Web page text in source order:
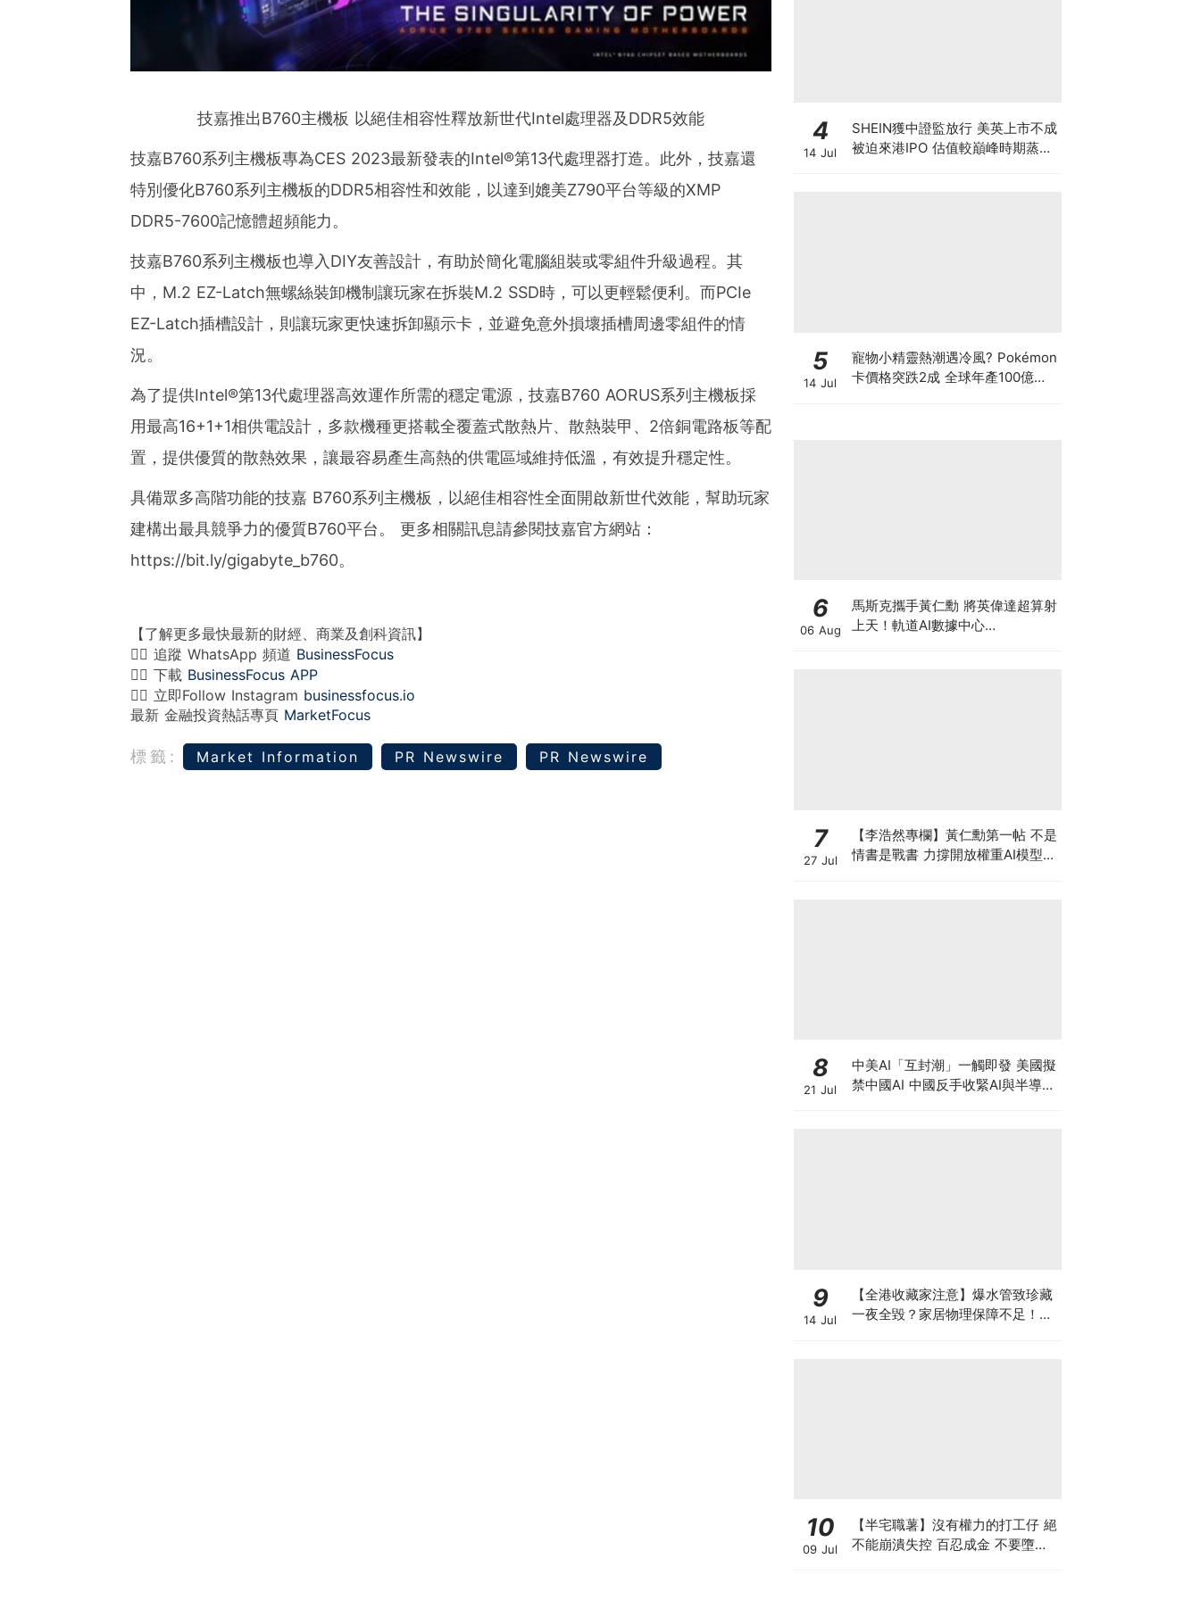
技嘉推出B760主機板 以絕佳相容性釋放新世代Intel處理器及DDR5效能
技嘉B760系列主機板專為CES 2023最新發表的Intel®第13代處理器打造。此外， 技嘉還
特別優化B760系列主機板的DDR5相容性和效能，以達到媲美Z790平台等級的XMP
DDR5-7600記憶體超頻能力。
技嘉B760系列主機板也導入DIY友善設計，有助於簡化電腦組裝或零組件升級過程。其
中，M.2 EZ-Latch無螺絲裝卸機制讓玩家在拆裝M.2 SSD時，可以更輕鬆便利。而PCIe
EZ-Latch插槽設計，則讓玩家更快速拆卸顯示卡，並避免意外損壞插槽周邊零組件的情
況。
為了提供Intel®第13代處理器高效運作所需的穩定電源，技嘉B760 AORUS系列主機板採
用最高16+1+1相供電設計，多款機種更搭載全覆蓋式散熱片、散熱裝甲、2倍銅電路板等配
置，提供優質的散熱效果，讓最容易產生高熱的供電區域維持低溫，有效提升穩定性。
具備眾多高階功能的技嘉 B760系列主機板，以絕佳相容性全面開啟新世代效能，幫助玩家
建構出最具競爭力的優質B760平台。 更多相關訊息請參閱技嘉官方網站：
https://bit.ly/gigabyte_b760。
【了解更多最快最新的財經、商業及創科資訊】
👉🏻 追蹤 WhatsApp 頻道 BusinessFocus
👉🏻 下載 BusinessFocus APP
👉🏻 立即Follow Instagram businessfocus.io
最新 金融投資熱話專頁 MarketFocus
標籤: Market Information PR Newswire PR Newswire
4
14 Jul
SHEIN獲中證監放行 美英上市不成
被迫來港IPO 估值較巔峰時期蒸發
5
14 Jul
寵物小精靈熱潮遇冷風? Pokémon
卡價格突跌2成 全球年產100億張
6
06 Aug
馬斯克攜手黃仁勳 將英偉達超算射
上天！軌道AI數據中心
7
27 Jul
【李浩然專欄】黃仁勳第一帖 不是
情書是戰書 力撐開放權重AI模型
8
21 Jul
中美AI「互封潮」一觸即發 美國擬
禁中國AI 中國反手收緊AI與半導體
9
14 Jul
【全港收藏家注意】爆水管致珍藏
一夜全毀？家居物理保障不足！如
10
09 Jul
【半宅職薯】沒有權力的打工仔 絕
不能崩潰失控 百忍成金 不要墮入